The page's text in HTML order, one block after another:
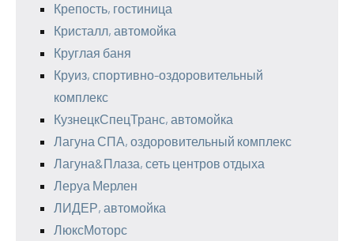
Крепость, гостиница
Кристалл, автомойка
Круглая баня
Круиз, спортивно-оздоровительный
комплекс
КузнецкСпецТранс, автомойка
Лагуна СПА, оздоровительный комплекс
Лагуна&Плаза, сеть центров отдыха
Леруа Мерлен
ЛИДЕР, автомойка
ЛюксМоторс